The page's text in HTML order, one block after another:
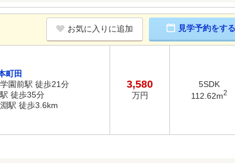
お気に入りに追加 見学予約をする
町田
園前駅 徒歩21分
徒歩35分
駅 徒歩3.6km
3,580
万円
5SDK
112.62m2